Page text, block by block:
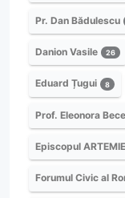
Pr. Dan Bădulescu
Danion Vasile 26
Eduard Țugui 8
Prof. Eleonora
Episcopul
Forumul Civic al